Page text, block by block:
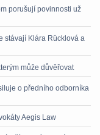
porušují povinnosti už
stávají Klára Rücklová a
může důvěřovat
o předního odborníka
Aegis Law